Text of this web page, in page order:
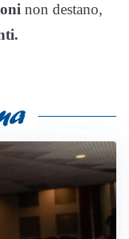
non destano,